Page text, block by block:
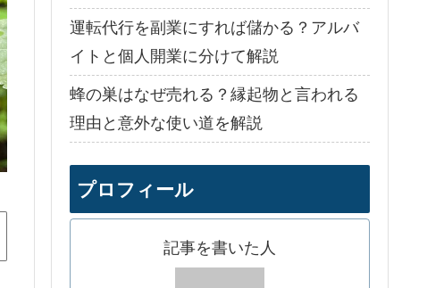
運転代行を副業にすれば儲かる？アルバ
イトと個人開業に分けて解説
蜂の巣はなぜ売れる？縁起物と言われる
理由と意外な使い道を解説
プロフィール
記事を書いた人